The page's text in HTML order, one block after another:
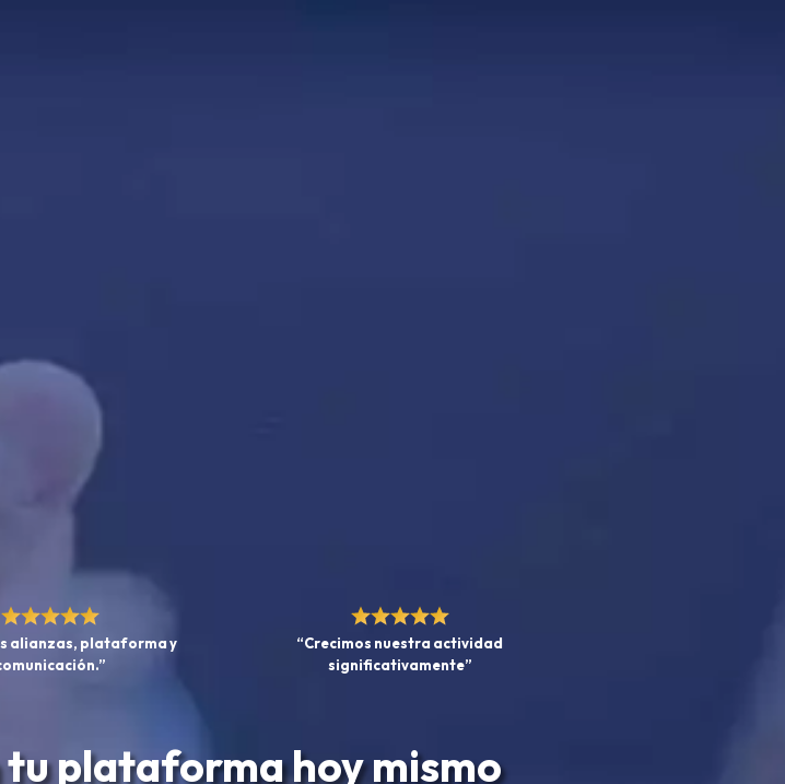
alianzas, plataforma y
“Crecimos nuestra actividad
significativamente”
plataforma hoy mismo